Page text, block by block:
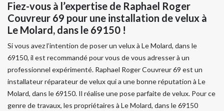
Fiez-vous à l’expertise de Raphael Roger
Couvreur 69 pour une installation de velux à
Le Molard, dans le 69150 !
Si vous avez l’intention de poser un velux à Le Molard, dans le
69150, il est recommandé pour vous de vous adresser à un
professionnel expérimenté. Raphael Roger Couvreur 69 est un
installateur réparateur de velux qui a une bonne réputation à Le
Molard, dans le 69150. Il réalise une pose parfaite de velux. Pour ce
genre de travaux, les propriétaires à Le Molard, dans le 69150